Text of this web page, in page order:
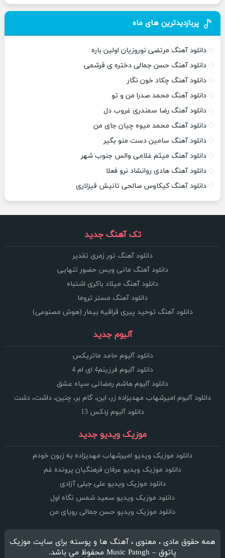
پربازدیدترین های ماه
دانلود آهنگ مرتضی نوروزیان اولین باره
دانلود آهنگ حسن جمالی دختره ی قرشمی
دانلود آهنگ چکاد خون نگار
دانلود آهنگ محمد صدرا من و تو
دانلود آهنگ رضا سمندری غروب دل
دانلود آهنگ محمد میوه چیان جای من
دانلود آهنگ سامین دست منو بگیر
دانلود آهنگ میثم غلامی والس جنوب شهر
دانلود آهنگ هادی روانشاد نرو فعلا
دانلود آهنگ کیکاوس صالحی تانیش قیزلاری
تک آهنگ جدید
دانلود آهنگ تور زمری تقدیر
دانلود آهنگ مانی ویس حضور تنهایی
دانلود آهنگ میلاد باکری اشتباه
دانلود آهنگ مستر تروما
دانلود آهنگ توحید پیری قراقیه بیمار (هوش مصنوعی)
آلبوم جدید
دانلود آلبوم حامد ماتریکس
دانلود آلبوم فرزینم4 ای ام 4
دانلود آلبوم هاشم رمضانی سپاه عشق
دانلود آلبوم امیرشهاب مهدیزاده زر، این، گام بر، چنین، داشت، دشت
دانلود آلبوم زدکس 13
موزیک ویدیو جدید
دانلود موزیک ویدیو امیرشهاب مهدیزاده به زبون خودم
دانلود موزیک ویدیو عرفان فرهنگیان پرونده غم
دانلود موزیک ویدیو علی جبلی آزادی
دانلود موزیک ویدیو سعید شمس نگاه اول
دانلود موزیک ویدیو حسن جمالی رویای من
همه حقوق مادی ، معنوی ، آهنگ ها و پوسته برای سایت موزیک
پاتوق – Music Patogh محفوظ می باشد.